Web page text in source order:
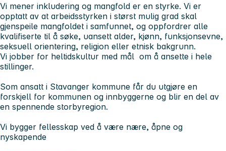
Vi mener inkludering og mangfold er en styrke. Vi er
opptatt av at arbeidsstyrken i størst mulig grad skal
gjenspeile mangfoldet i samfunnet, og oppfordrer alle
kvalifiserte til å søke, uansett alder, kjønn, funksjonsevne,
seksuell orientering, religion eller etnisk bakgrunn.
Vi jobber for heltidskultur med mål om å ansette i hele
stillinger.
Som ansatt i Stavanger kommune får du utgjøre en
forskjell for kommunen og innbyggerne og blir en del av
en spennende storbyregion.
Vi bygger fellesskap ved å være nære, åpne og
nyskapende